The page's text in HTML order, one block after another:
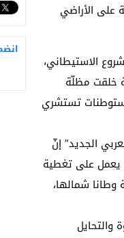
على الأراضي
الاستيطاني،
أن هذه الاتفاقية خلقت مظلّة
تستشري
الجديد” إنّ
يعمل على تغطية
وطانا شمالها،